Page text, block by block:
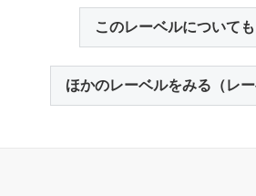
このレーベルについて
ほかのレーベルをみる（レー